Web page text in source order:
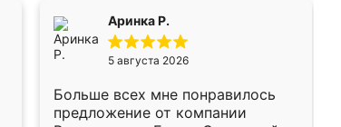
Аринка Р.
5 августа 2026
Больше всех мне понравилось
предложение от компании